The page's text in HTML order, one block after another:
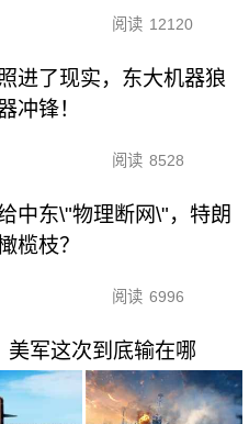
阅读 12120
进了现实，东大机器狼
冲锋！
阅读 8528
中东\"物理断网\"，特朗
榄枝？
阅读 6996
美军这次到底输在哪